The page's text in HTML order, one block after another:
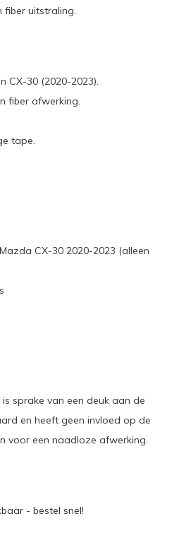
fiber uitstraling.
CX-30 (2020-2023).
fiber afwerking.
tape.
CX-30 2020-2023 (alleen
sprake van een deuk aan de
en heeft geen invloed op de
voor een naadloze afwerking.
- bestel snel!